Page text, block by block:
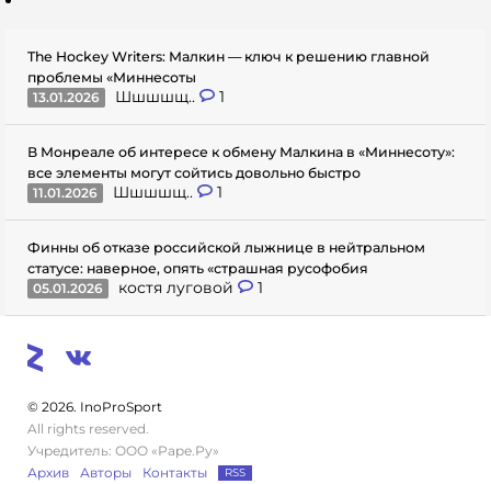
The Hockey Writers: Малкин — ключ к решению главной
проблемы «Миннесоты
13.01.2026
Шшшшщ.. 1
В Монреале об интересе к обмену Малкина в «Миннесоту»:
все элементы могут сойтись довольно быстро
11.01.2026
Шшшшщ.. 1
Финны об отказе российской лыжнице в нейтральном
статусе: наверное, опять «страшная русофобия
05.01.2026
костя луговой 1
© 2026. InoProSport
All rights reserved.
Учредитель: ООО «Раре.Ру»
Архив
Авторы Контакты RSS